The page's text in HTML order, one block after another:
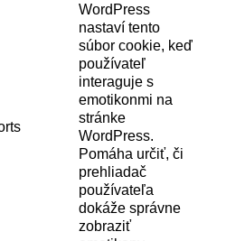
WordPress
nastaví tento
súbor cookie, keď
používateľ
interaguje s
emotikonmi na
stránke
WordPress.
Pomáha určiť, či
prehliadač
používateľa
dokáže správne
zobraziť